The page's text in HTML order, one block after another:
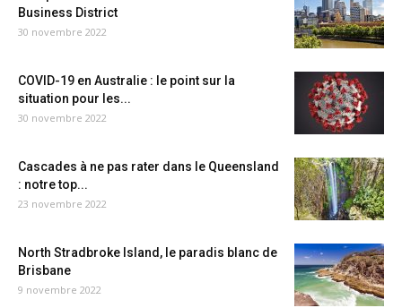
Business District
30 novembre 2022
COVID-19 en Australie : le point sur la
situation pour les...
30 novembre 2022
Cascades à ne pas rater dans le Queensland
: notre top...
23 novembre 2022
North Stradbroke Island, le paradis blanc de
Brisbane
9 novembre 2022